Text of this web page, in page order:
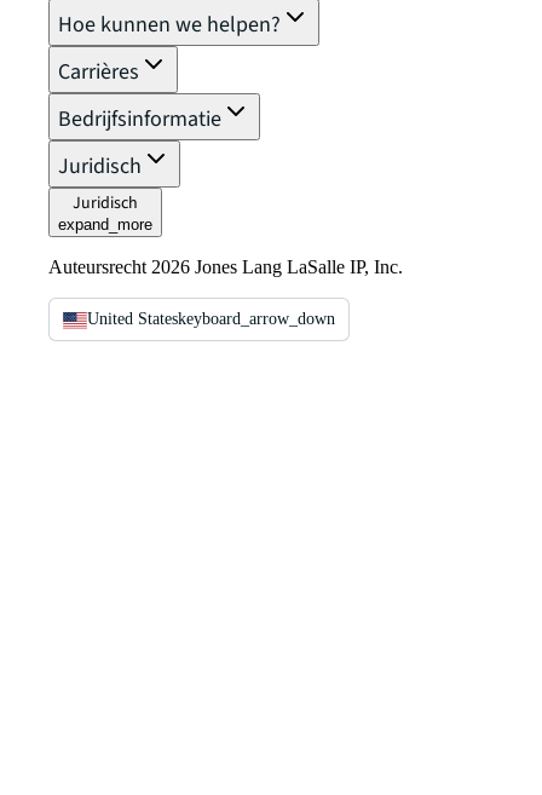
Hoe kunnen we helpen?
Carrières
Bedrijfsinformatie
Juridisch
Juridisch
expand_more
Auteursrecht 2026 Jones Lang LaSalle IP, Inc.
United Stateskeyboard_arrow_down